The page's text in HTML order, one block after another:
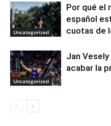
Uncategorized
Por qué el
español
cuotas de
Uncategorized
Jan
acabar la